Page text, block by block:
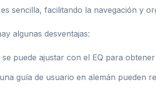
sencilla, facilitando la navegación y
algunas desventajas:
puede ajustar con el EQ para
guía de usuario en alemán pueden